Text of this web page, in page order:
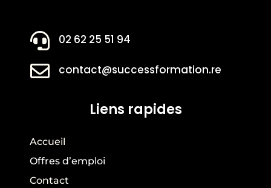
 02 62 25 51 94
 contact@successformation.re
Liens rapides
Accueil
Offres d’emploi
Contact